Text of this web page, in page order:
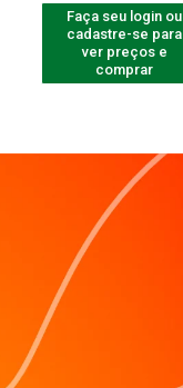
Faça seu login ou
cadastre-se para
ver preços e
comprar